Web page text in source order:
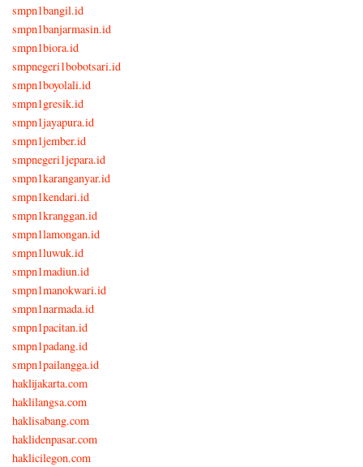
smpn1bangil.id
smpn1banjarmasin.id
smpn1biora.id
smpnegeri1bobotsari.id
smpn1boyolali.id
smpn1gresik.id
smpn1jayapura.id
smpn1jember.id
smpnegeri1jepara.id
smpn1karanganyar.id
smpn1kendari.id
smpn1kranggan.id
smpn1lamongan.id
smpn1luwuk.id
smpn1madiun.id
smpn1manokwari.id
smpn1narmada.id
smpn1pacitan.id
smpn1padang.id
smpn1pailangga.id
haklijakarta.com
haklilangsa.com
haklisabang.com
haklidenpasar.com
haklicilegon.com